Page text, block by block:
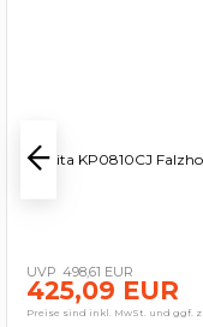
Makita KP0810CJ
498,61 EUR
425,09 EUR
Preise sind inkl. MwSt. und ggf.